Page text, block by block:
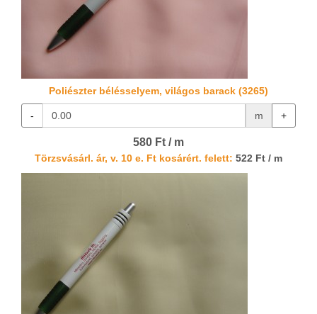
Poliészter bélésselyem, világos barack (3265)
- m +
580 Ft / m
Törzsvásárl. ár, v. 10 e. Ft kosárért. felett: 522 Ft / m